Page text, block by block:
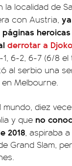
la localidad de
con Austria,
derrotar a
6-2, 6-7 (6/8 el
al serbio una
Melbourne.
mundo, diez
y que no
2018, aspiraba
Grand Slam,